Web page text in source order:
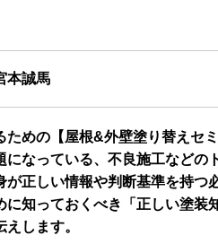
本誠馬
めの【屋根&外壁塗り替えセミ
になっている、不良施工など
が正しい情報や判断基準を持
に知っておくべき「正しい塗
します。